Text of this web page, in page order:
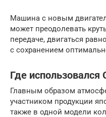
Машина с новым
может преодолевать
передаче, двигаться
с сохранением
Где использовался
Главным образом
участником продукции
также в одной модели